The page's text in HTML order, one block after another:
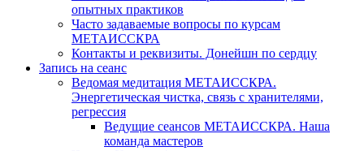
опытных практиков
Часто задаваемые вопросы по курсам
МЕТАИССКРА
Контакты и реквизиты. Донейшн по сердцу
Запись на сеанс
Ведомая медитация МЕТАИССКРА.
Энергетическая чистка, связь с хранителями,
регрессия
Ведущие сеансов МЕТАИССКРА. Наша
команда мастеров